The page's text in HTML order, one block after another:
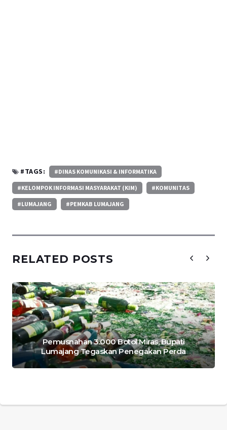
#TAGS: #DINAS KOMUNIKASI & INFORMATIKA
#KELOMPOK INFORMASI MASYARAKAT (KIM) #KOMUNITAS
#LUMAJANG #PEMKAB LUMAJANG
RELATED POSTS
Pemusnahan 3.000 Botol Miras, Bupati
Lumajang Tegaskan Penegakan Perda